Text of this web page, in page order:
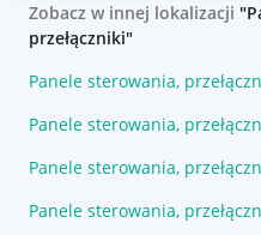
Zobacz w innej lokalizacji
przełączniki"
Panele sterowania,
Panele sterowania,
Panele sterowania,
Panele sterowania,